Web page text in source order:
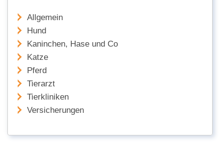
Allgemein
Hund
Kaninchen, Hase und Co
Katze
Pferd
Tierarzt
Tierkliniken
Versicherungen